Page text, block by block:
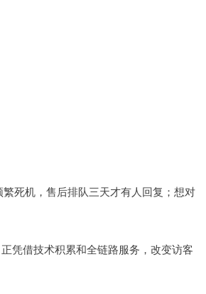
死机，售后排队三天才有人回复；想对
凭借技术积累和全链路服务，改变访客